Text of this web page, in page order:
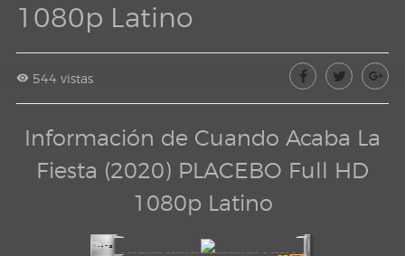
1080p Latino
544 vistas
Información de Cuando Acaba La
Fiesta (2020) PLACEBO Full HD
1080p Latino